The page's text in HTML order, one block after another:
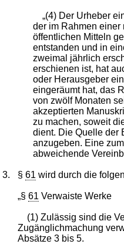
„(4) Der Urheber
der im Rahmen einer
öffentlichen Mitteln
entstanden und in
zweimal jährlich
erschienen ist, hat
oder Herausgeber
eingeräumt hat, das
von zwölf Monaten
akzeptierten
zu machen, soweit
dient. Die Quelle der
anzugeben. Eine
abweichende
3. §61 wird durch die
„§61 Verwaiste Werke
(1) Zulässig sind die
Zugänglichmachung
Absätze 3 bis 5.